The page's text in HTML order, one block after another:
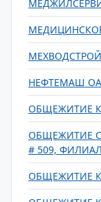
НЕФТЕМАШ
ОБЩЕЖИТИЕ
ОБЩЕЖИТИЕ
# 509,
ОБЩЕЖИТИЕ